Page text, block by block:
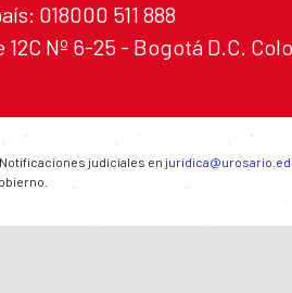
018000 511 888
Nº 6-25 - Bogotá D.C.
judiciales en